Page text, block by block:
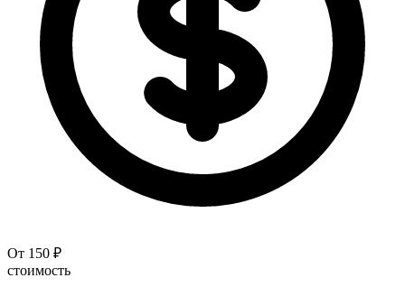
От 150 ₽
стоимость